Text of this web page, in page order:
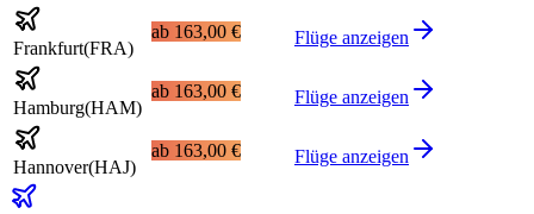
Frankfurt(FRA)
ab 163,00 € Flüge anzeigen
Hamburg(HAM)
ab 163,00 € Flüge anzeigen
Hannover(HAJ)
ab 163,00 € Flüge anzeigen